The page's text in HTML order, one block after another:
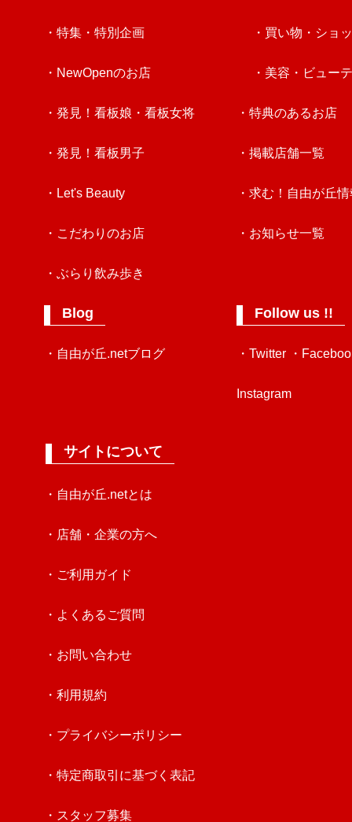
・特集・特別企画
・NewOpenのお店
・発見！看板娘・看板女将
・発見！看板男子
・Let's Beauty
・こだわりのお店
・ぶらり飲み歩き
Blog
・自由が丘.netブログ
・買い物・ショ
・美容・ビュー
・特典のあるお店
・掲載店舗一覧
・求む！自由が丘
・お知らせ一覧
Follow us !!
・Twitter ・
Instagram
サイトについて
・自由が丘.netとは
・店舗・企業の方へ
・ご利用ガイド
・よくあるご質問
・お問い合わせ
・利用規約
・プライバシーポリシー
・特定商取引に基づく表記
・スタッフ募集